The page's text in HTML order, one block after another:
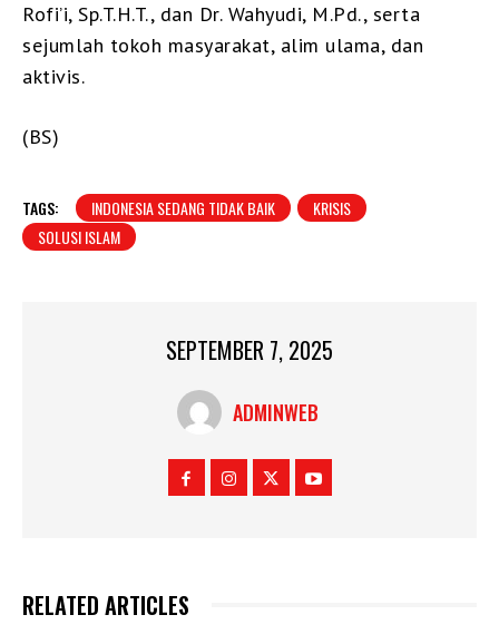
Rofi’i, Sp.T.H.T., dan Dr. Wahyudi, M.Pd., serta
sejumlah tokoh masyarakat, alim ulama, dan
aktivis.
(BS)
TAGS: INDONESIA SEDANG TIDAK BAIK
KRISIS
SOLUSI ISLAM
SEPTEMBER 7, 2025
ADMINWEB
RELATED ARTICLES